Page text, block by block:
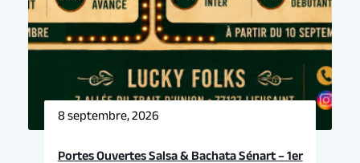
8 septembre, 2026
Portes Ouvertes Salsa & Bachata Sénart – 1er